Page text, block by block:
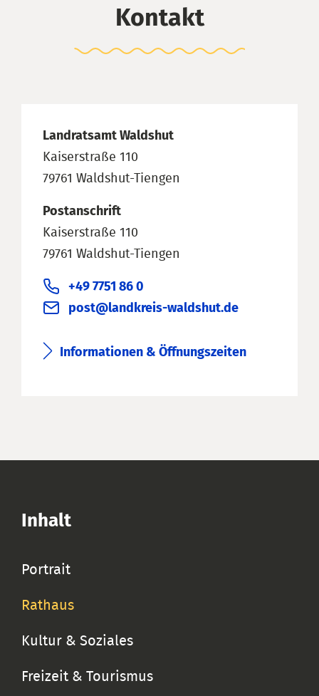
Kontakt
Landratsamt Waldshut
Kaiserstraße 110
79761 Waldshut-Tiengen
Postanschrift
Kaiserstraße 110
79761 Waldshut-Tiengen
+49 7751 86 0
post@landkreis-waldshut.de
Informationen & Öffnungszeiten
Inhalt
Portrait
Rathaus
Kultur & Soziales
Freizeit & Tourismus